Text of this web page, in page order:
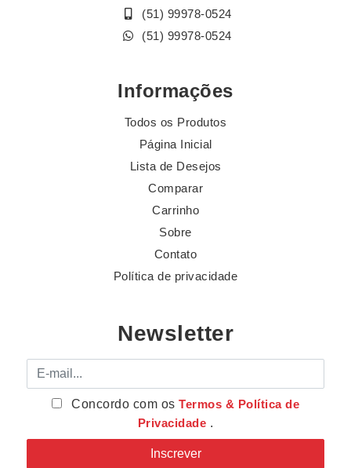
(51) 99978-0524
(51) 99978-0524
Informações
Todos os Produtos
Página Inicial
Lista de Desejos
Comparar
Carrinho
Sobre
Contato
Política de privacidade
Newsletter
E-mail
Concordo com osTermos & Política de
Privacidade .